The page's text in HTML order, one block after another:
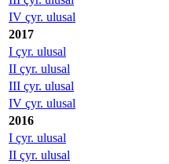
IV çyr. ulusal
2017
I çyr. ulusal
II çyr. ulusal
III çyr. ulusal
IV çyr. ulusal
2016
I çyr. ulusal
II çyr. ulusal